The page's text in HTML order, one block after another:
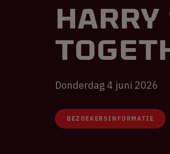
Harry
Donderdag 4 juni 2026
BEZOEKERSINFORMATIE